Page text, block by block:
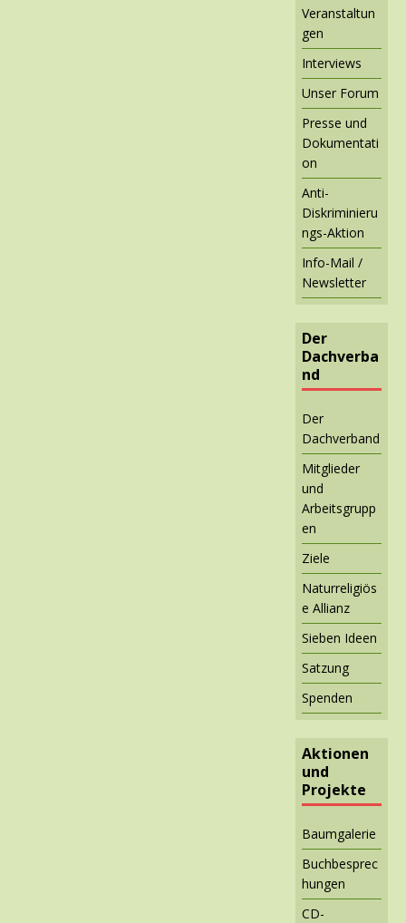
Veranstaltun
gen
Interviews
Unser Forum
Presse und
Dokumentati
on
Anti-
Diskriminieru
ngs-Aktion
Info-Mail /
Newsletter
Der
Dachverba
nd
Der
Dachverband
Mitglieder
und
Arbeitsgrupp
en
Ziele
Naturreligiös
e Allianz
Sieben Ideen
Satzung
Spenden
Aktionen
und
Projekte
Baumgalerie
Buchbesprec
hungen
CD-